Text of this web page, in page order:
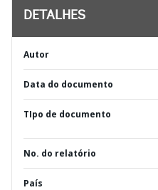
DETALHES
Autor
Data do documento
TIpo de documento
No. do relatório
País